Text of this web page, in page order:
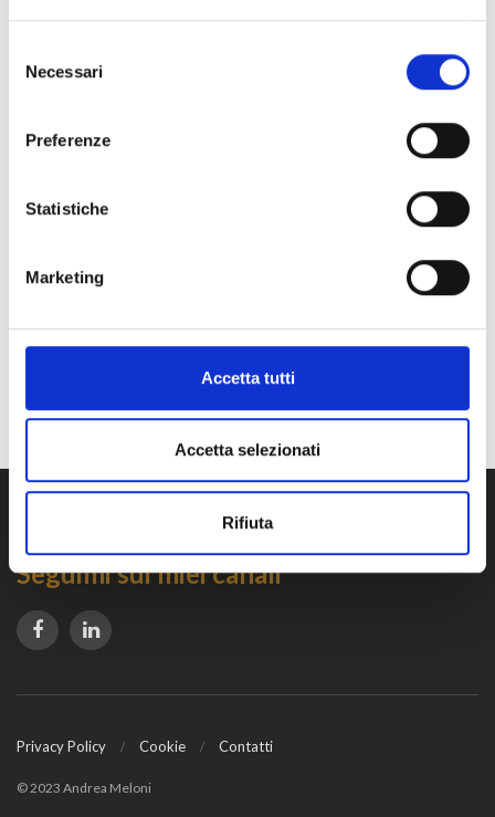
delNecessari
Preferenze
Statistiche
Marketing
Accetta tutti
Accetta selezionati
Rifiuta
Guida All’ottimizzazione Dei
Plugin Install
: Widget Tab Post needs JNews - View Counter to be
Trending Comments Ultimo
Seguimi sui miei canali
Privacy Policy Cookie Contatti
© 2023 Andrea Meloni